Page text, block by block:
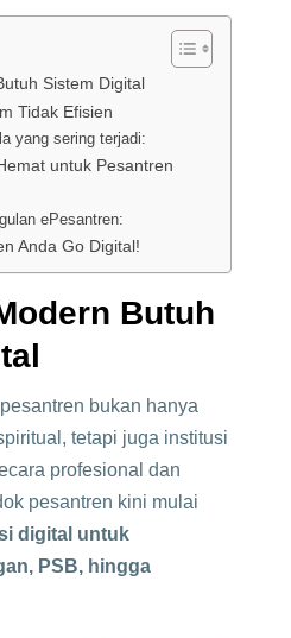
Sistem Digital
Tidak Efisien
yang sering terjadi:
untuk Pesantren
ePesantren:
Anda Go Digital!
Butuh
bukan hanya
tetapi juga institusi
profesional dan
pesantren kini mulai
digital untuk
PSB, hingga